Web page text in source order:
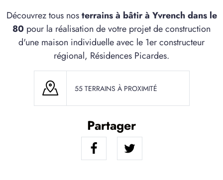
SERVICE BDL EXTENSION
Découvrez tous nosterrains à bâtir à Yvrench dans le
80 pour la réalisation de votre projet de construction
d'une maison individuelle avec le 1er constructeur
régional, Résidences Picardes.
55 TERRAINS À PROXIMITÉ
Partager